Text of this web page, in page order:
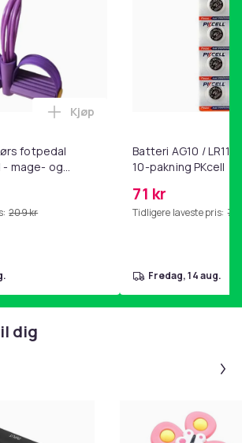
fotpedal
mage- og
Purple
209 kr
Legg Magetrener, 6-rørs
Kjøp
Batteri AG10 /
10-pakning PKcell
71 kr
Tidligere laveste pris: 76
fredag, 14 aug.
dig